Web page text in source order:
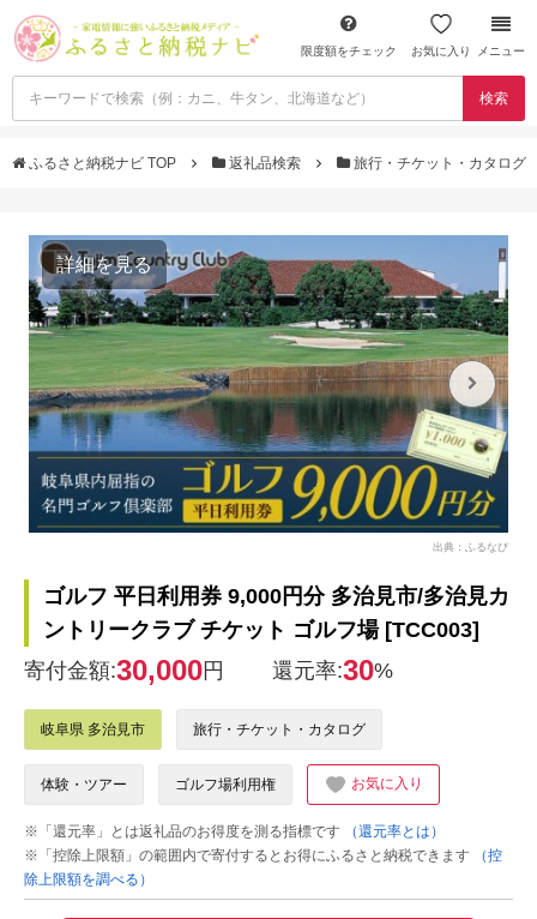
限度額をチェック お気に入り メニュー
検索
ふるさと納税ナビ TOP 返礼品検索 旅行・チケット・カタログ
詳細を見る
出典：ふるなび
ゴルフ 平日利用券 9,000円分 多治見市/多治見カ
ントリークラブ チケット ゴルフ場 [TCC003]
寄付金額:30,000円 還元率:30%
岐阜県 多治見市 旅行・チケット・カタログ
体験・ツアー ゴルフ場利用権 お気に入り
※「還元率」とは返礼品のお得度を測る指標です
（還元率とは）
※「控除上限額」の範囲内で寄付するとお得にふるさと納税できます
（控
除上限額を調べる）